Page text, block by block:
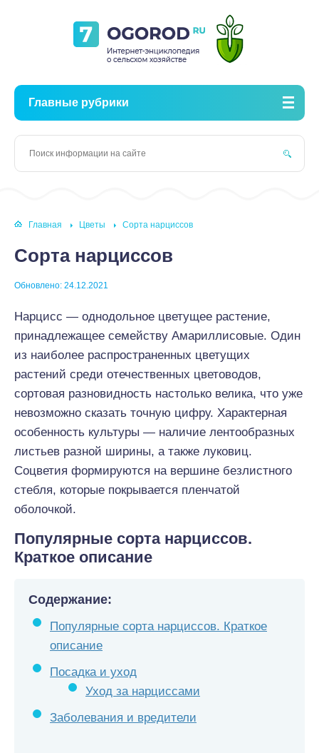
Главные рубрики
Главная Цветы Сорта нарциссов
Сорта нарциссов
Обновлено: 24.12.2021
Нарцисс — однодольное цветущее растение,
принадлежащее семейству Амариллисовые. Один
из наиболее распространенных цветущих
растений среди отечественных цветоводов,
сортовая разновидность настолько велика, что уже
невозможно сказать точную цифру. Характерная
особенность культуры — наличие лентообразных
листьев разной ширины, а также луковиц.
Соцветия формируются на вершине безлистного
стебля, которые покрывается пленчатой
оболочкой.
Популярные сорта нарциссов.
Краткое описание
Содержание:
Популярные сорта нарциссов. Краткое
описание
Посадка и уход
Уход за нарциссами
Заболевания и вредители